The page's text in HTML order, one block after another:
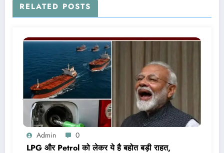
RELATED POSTS
Admin 0
LPG और Petrol को लेकर ये है बहोत बड़ी राहत,